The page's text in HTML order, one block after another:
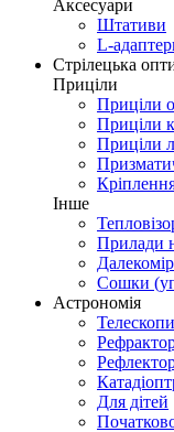
Аксесуари
Штативи
L-
Стрілецька
Приціли
Приціли
Приціли
Приціли
Інше
Прилади
Сошки
Астрономія
Телескопи
Для дітей